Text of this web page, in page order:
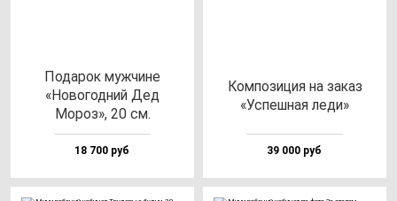
Пода­рок муж­чи­не
«Ново­год­ний Дед
Мороз», 20 см.
18 700 руб
Ком­по­зи­ция на за­каз
«Успеш­ная ле­ди»
39 000 руб